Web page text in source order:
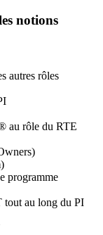
notions
autres rôles
au rôle du RTE
programme
tout au long du PI